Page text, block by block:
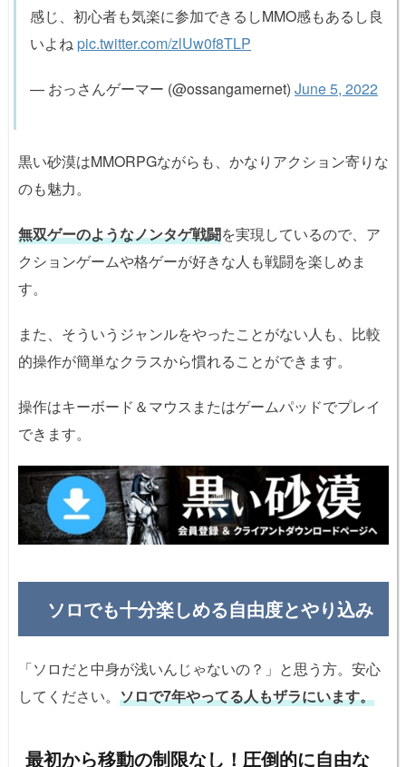
感じ、初心者も気楽に参加できるしMMO感もあるし良
いよね pic.twitter.com/zlUw0f8TLP
— おっさんゲーマー (@ossangamernet) June 5, 2022
黒い砂漠はMMORPGながらも、かなりアクション寄りな
のも魅力。
無双ゲーのようなノンタゲ戦闘を実現しているので、ア
クションゲームや格ゲーが好きな人も戦闘を楽しめま
す。
また、そういうジャンルをやったことがない人も、比較
的操作が簡単なクラスから慣れることができます。
操作はキーボード＆マウスまたはゲームパッドでプレイ
できます。
ソロでも十分楽しめる自由度とやり込み
「ソロだと中身が浅いんじゃないの？」と思う方。安心
してください。 ソロで7年やってる人もザラにいます。
最初から移動の制限なし！圧倒的に自由な